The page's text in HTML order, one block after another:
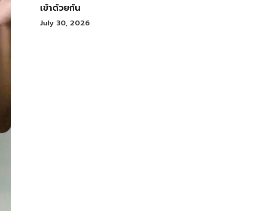
เข้าด้วยกัน
July 30, 2026